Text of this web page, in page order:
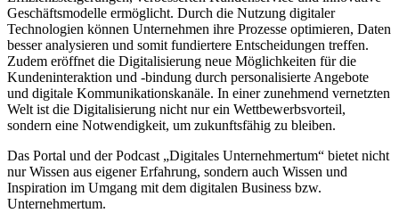
Geschäftsmodelle ermöglicht. Durch die Nutzung digitaler
Technologien können Unternehmen ihre Prozesse optimieren, Daten
besser analysieren und somit fundiertere Entscheidungen treffen.
Zudem eröffnet die Digitalisierung neue Möglichkeiten für die
Kundeninteraktion und -bindung durch personalisierte Angebote
und digitale Kommunikationskanäle. In einer zunehmend vernetzten
Welt ist die Digitalisierung nicht nur ein Wettbewerbsvorteil,
sondern eine Notwendigkeit, um zukunftsfähig zu bleiben.
Das Portal und der Podcast „Digitales Unternehmertum“ bietet nicht
nur Wissen aus eigener Erfahrung, sondern auch Wissen und
Inspiration im Umgang mit dem digitalen Business bzw.
Unternehmertum.